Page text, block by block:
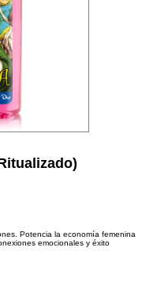
Potencia la economía femenina
emocionales y éxito